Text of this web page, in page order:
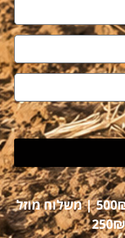
משלוח חינם בקנייה מעל 500₪ | משלוח מוזל